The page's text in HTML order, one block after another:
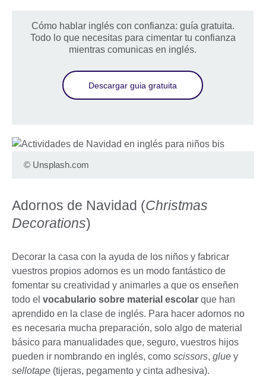
Cómo hablar inglés con confianza: guía gratuita.
Todo lo que necesitas para cimentar tu confianza
mientras comunicas en inglés.
Descargar guia gratuita
© Unsplash.com
Adornos de Navidad (Christmas
Decorations)
Decorar la casa con la ayuda de los niños y fabricar
vuestros propios adornos es un modo fantástico de
fomentar su creatividad y animarles a que os enseñen
todo el vocabulario sobre material escolar que han
aprendido en la clase de inglés. Para hacer adornos no
es necesaria mucha preparación, solo algo de material
básico para manualidades que, seguro, vuestros hijos
pueden ir nombrando en inglés, como scissors, glue y
sellotape (tijeras, pegamento y cinta adhesiva).